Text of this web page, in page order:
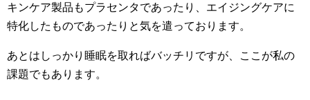
キンケア製品もプラセンタであったり、エイジングケアに
特化したものであったりと気を遣っております。
あとはしっかり睡眠を取ればバッチリですが、ここが私の
課題でもあります。